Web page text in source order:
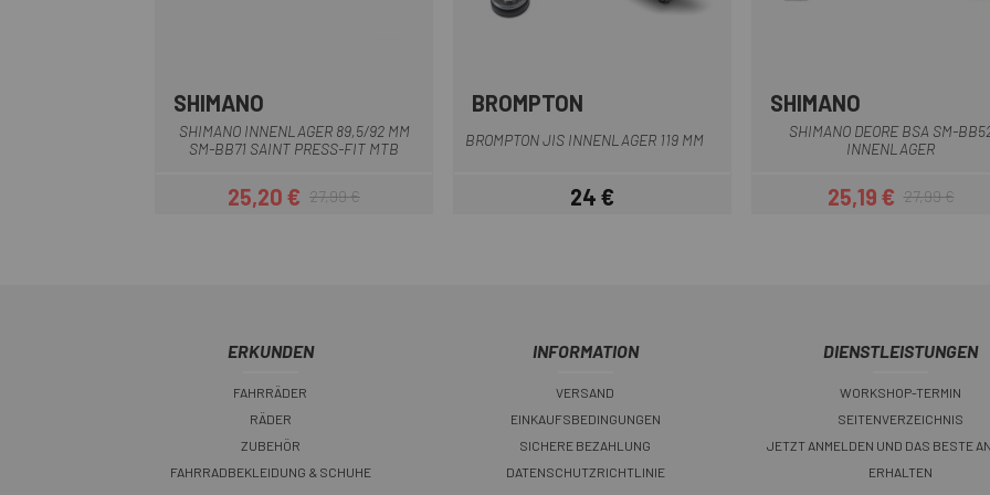
SHIMANO
SHIMANO INNENLAGER 89,5/92 MM
SM-BB71 SAINT PRESS-FIT MTB
Preis
25,20 €Regulärer Preis
27,99 €
BROMPTON
BROMPTON JIS INNENLAGER 119 MM
Preis
24 €
SHIMANO
SHIMANO DEORE BSA SM-
INNENLAGER
Preis
25,19 €Regulärer Preis
27,99 €
ERKUNDEN
FAHRRÄDER
RÄDER
ZUBEHÖR
FAHRRADBEKLEIDUNG & SCHUHE
INFORMATION
VERSAND
EINKAUFSBEDINGUNGEN
SICHERE BEZAHLUNG
DATENSCHUTZRICHTLINIE
DIENSTLEISTUNGEN
WORKSHOP-TERMIN
SEITENVERZEICHNIS
JETZT ANMELDEN UND DAS BESTE
ERHALTEN